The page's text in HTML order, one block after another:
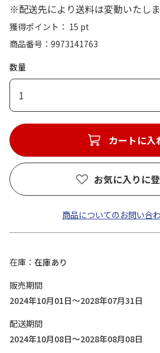
※配送先により送料は変動いたしま
獲得ポイント： 15 pt
商品番号
9973141763
数量
1
カートに入
お気に入りに
商品についてのお問い合
在庫
在庫あり
販売期間
2024年10月01日～2028年07月31日
配送期間
2024年10月08日～2028年08月08日